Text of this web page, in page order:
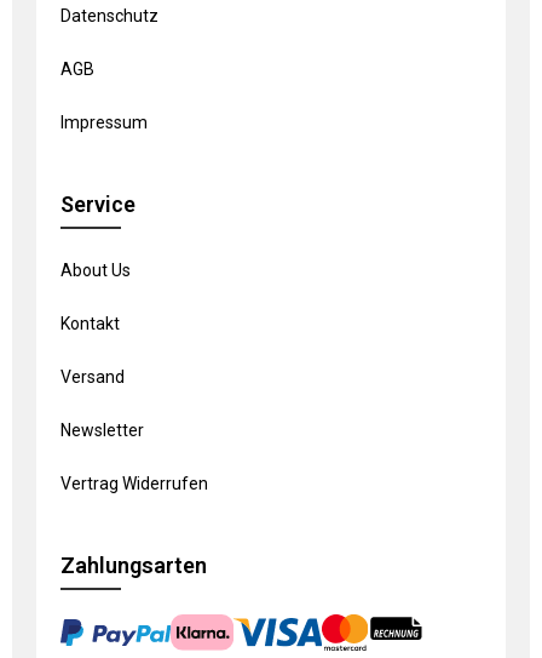
Datenschutz
AGB
Impressum
Service
About Us
Kontakt
Versand
Newsletter
Vertrag Widerrufen
Zahlungsarten